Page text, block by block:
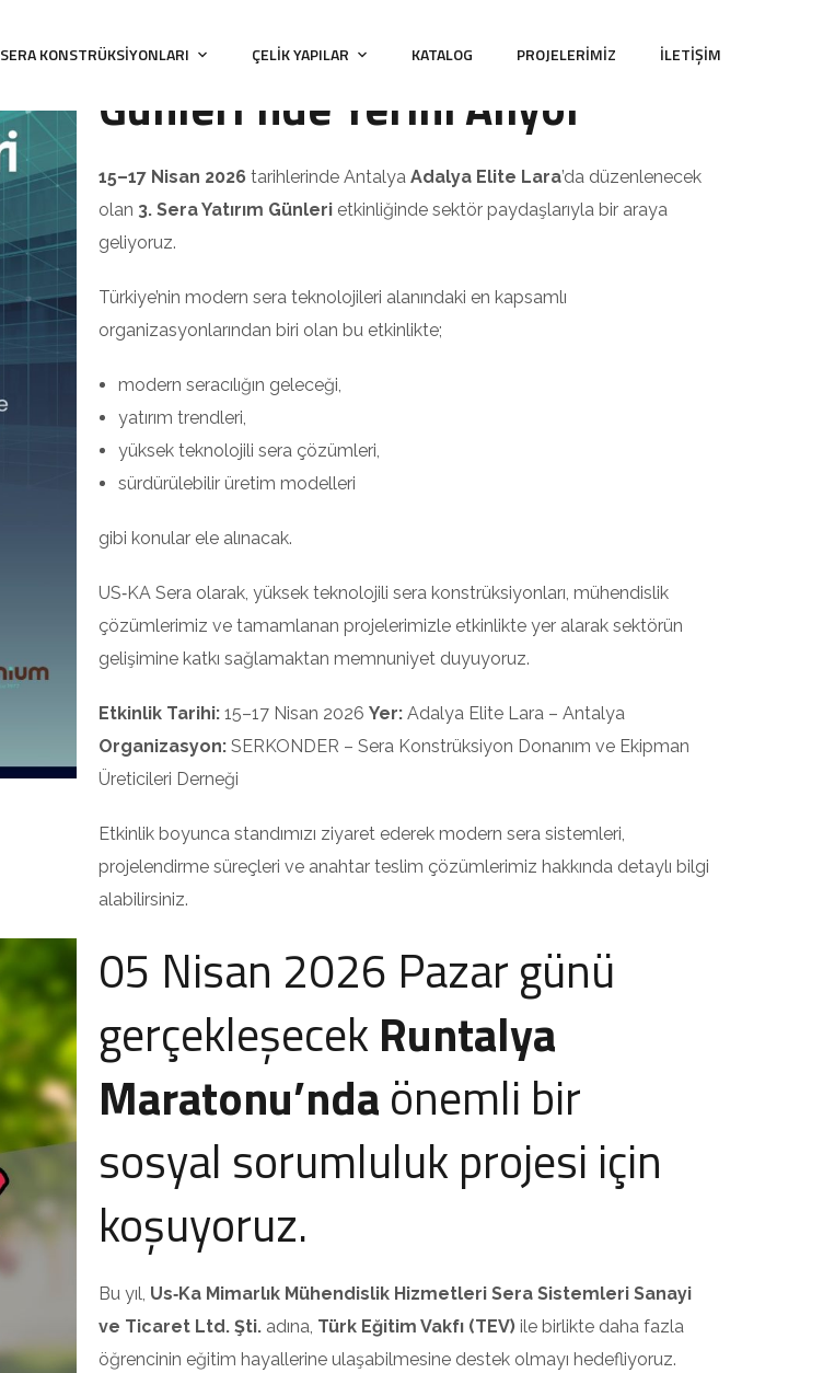
SERA KONSTRÜKSIYONLARI ÇELIK YAPILAR KATALOG PROJELERIMIZ İLETIŞIM
US‑KA Sera, 3. Sera Yatırım
Günleri’nde Yerini Alıyor
15–17 Nisan 2026 tarihlerinde Antalya Adalya Elite Lara’da düzenlenecek
olan 3. Sera Yatırım Günleri etkinliğinde sektör paydaşlarıyla bir araya
geliyoruz.
Türkiye’nin modern sera teknolojileri alanındaki en kapsamlı
organizasyonlarından biri olan bu etkinlikte;
modern seracılığın geleceği,
yatırım trendleri,
yüksek teknolojili sera çözümleri,
sürdürülebilir üretim modelleri
gibi konular ele alınacak.
US‑KA Sera olarak, yüksek teknolojili sera konstrüksiyonları, mühendislik
çözümlerimiz ve tamamlanan projelerimizle etkinlikte yer alarak sektörün
gelişimine katkı sağlamaktan memnuniyet duyuyoruz.
Etkinlik Tarihi: 15–17 Nisan 2026 Yer: Adalya Elite Lara – Antalya
Organizasyon: SERKONDER – Sera Konstrüksiyon Donanım ve Ekipman
Üreticileri Derneği
Etkinlik boyunca standımızı ziyaret ederek modern sera sistemleri,
projelendirme süreçleri ve anahtar teslim çözümlerimiz hakkında detaylı bilgi
alabilirsiniz.
05 Nisan 2026 Pazar günü
gerçekleşecekRuntalya
Maratonu’ndaönemli bir
sosyal sorumluluk projesi için
koşuyoruz.
Bu yıl, Us‑Ka Mimarlık Mühendislik Hizmetleri Sera Sistemleri Sanayi
ve Ticaret Ltd. Şti. adına, Türk Eğitim Vakfı (TEV) ile birlikte daha fazla
öğrencinin eğitim hayallerine ulaşabilmesine destek olmayı hedefliyoruz.